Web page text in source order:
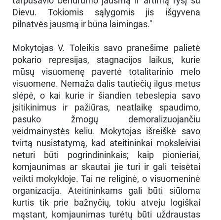
Dievu. Tokiomis sąlygomis jis išgyvena
pilnatvės jausmą ir būna laimingas."
Mokytojas V. Toleikis savo pranešime palietė
pokario represijas, stagnacijos laikus, kurie
mūsų visuomenę pavertė totalitarinio melo
visuomene. Nemaža dalis tautiečių ilgus metus
slėpė, o kai kurie ir šiandien tebeslepia savo
įsitikinimus ir pažiūras, neatlaikę spaudimo,
pasuko žmogų demoralizuojančiu
veidmainystės keliu. Mokytojas išreiškė savo
tvirtą nusistatymą, kad ateitininkai moksleiviai
neturi būti pogrindininkais; kaip pionieriai,
komjaunimas ar skautai jie turi ir gali teisėtai
veikti mokykloje. Tai ne religinė, o visuomeninė
organizacija. Ateitininkams gali būti siūloma
kurtis tik prie bažnyčių, tokiu atveju logiškai
mąstant, komjaunimas turėtų būti uždraustas